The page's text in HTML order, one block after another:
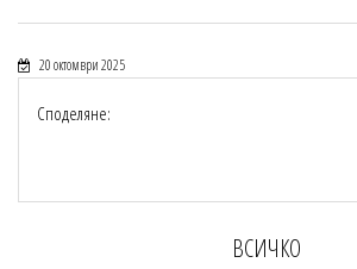
20 октомври 2025
Споделяне:
ВСИЧКО